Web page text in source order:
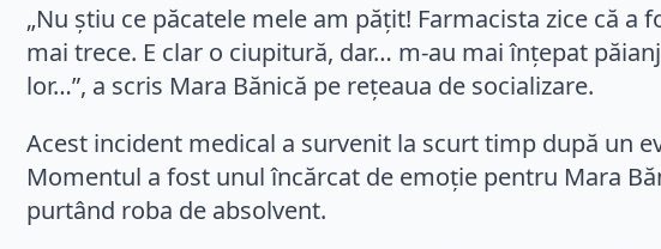
„Nu știu ce păcatele mele am pățit! Farmacista zice că
mai trece. E clar o ciupitură, dar… m-au mai înțepat
lor…”, a scris Mara Bănică pe rețeaua de socializare.
Acest incident medical a survenit la scurt timp după un
Momentul a fost unul încărcat de emoție pentru Mara
purtând roba de absolvent.